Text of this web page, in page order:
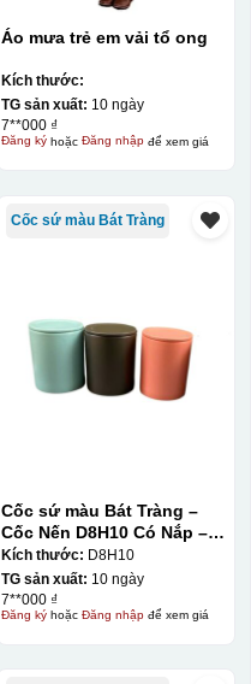
Áo mưa trẻ em vải tổ ong
Kích thước:
TG sản xuất: 10 ngày
7**000 ₫
Đăng kýhoặc Đăng nhậpđể xem giá
Cốc sứ màu Bát Tràng
Cốc sứ màu Bát Tràng –
Cốc Nến D8H10 Có Nắp –
Màu Mát
Kích thước: D8H10
TG sản xuất: 10 ngày
7**000 ₫
Đăng kýhoặc Đăng nhậpđể xem giá